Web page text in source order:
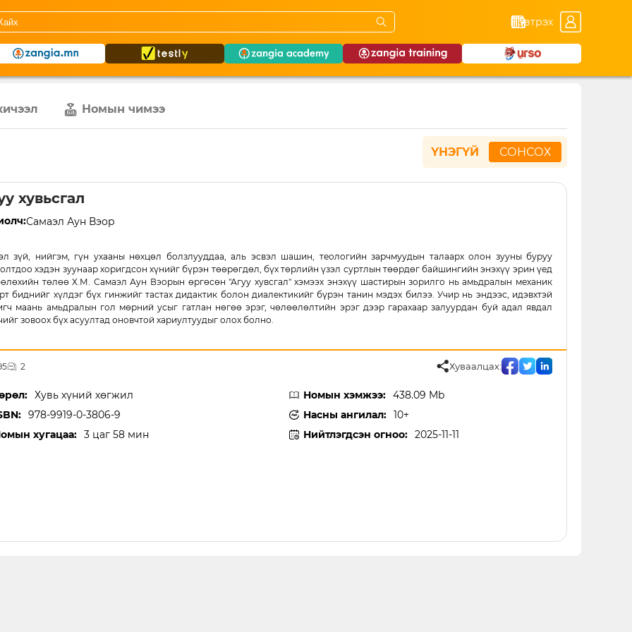
Нэвтрэх
Номын чимээ
ҮНЭГҮЙ СОНСОХ
хувьсгал
Самаэл Аун Вэор
зүй, нийгэм, гүн ухааны нөхцөл болзлууддаа, аль эсвэл шашин, теологийн зарчмуудын талаарх олон зууны буруу
хэдэн зуунаар хоригдсон хүнийг бүрэн төөрөгдөл, бүх төрлийн үзэл суртлын төөрдөг байшингийн энэхүү эрин үед
төлөө Х.М. Самаэл Аун Вэорын өргөсөн "Агуу хувсгал" хэмээх энэхүү шастирын зорилго нь амьдралын механик
биднийг хүлдэг бүх гинжийг тастах дидактик болон диалектикийг бүрэн танин мэдэх билээ. Учир нь эндээс, идэвхтэй
маань амьдралын гол мөрний усыг гатлан нөгөө эрэг, чөлөөлөлтийн эрэг дээр гарахаар залуурдан буй адал явдал
зовоох бүх асуултад оновчтой хариултуудыг олох болно.
2 Хуваалцах:
Хувь хүний хөгжил Номын хэмжээ: 438.09 Mb
978-9919-0-3806-9 Насны ангилал: 10+
хугацаа: 3 цаг 58 мин Нийтлэгдсэн огноо: 2025-11-11